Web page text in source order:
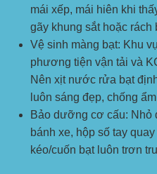
mái xếp, mái hiên khi
gãy khung sắt hoặc rách
Vệ sinh màng bạt: Khu
phương tiện vận tải và
Nên xịt nước rửa bạt
luôn sáng đẹp, chống
Bảo dưỡng cơ cấu: Nhỏ
bánh xe, hộp số tay
kéo/cuốn bạt luôn trơn